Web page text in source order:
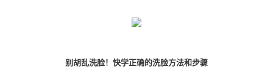
别胡乱洗脸！快学正确的洗脸方法和步骤